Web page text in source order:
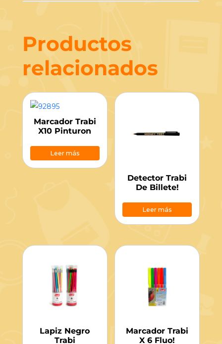
Productos
relacionados
Marcador Trabi
X10 Pinturon
Leer más
Detector Trabi
De Billete!
Leer más
Lapiz Negro
Trabi
Marcador Trabi
X 6 Fluo!